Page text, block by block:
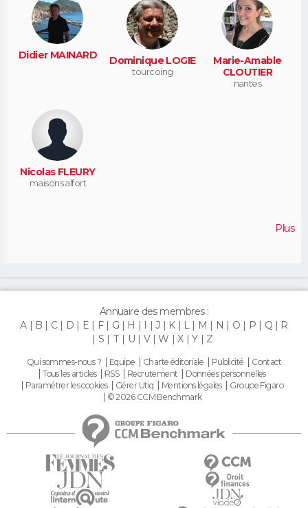
Didier MAINARD Dominique LOGIE
tourcoing
Marie-Amable
CLOUTIER
nantes
Nicolas FLEURY
maisons alfort
Plus
Annuaire des membres :
A
B C D E F G H I J K L M N O P Q
R
S
T U V W X Y Z
Qui sommes-nous ? Equipe Charte éditoriale Publicité
Contact
Tous les articles
RSS Recrutement
Données personnelles
Paramétrer les cookies
Gérer Utiq Mentions légales
Groupe Figaro
© 2026 CCM Benchmark